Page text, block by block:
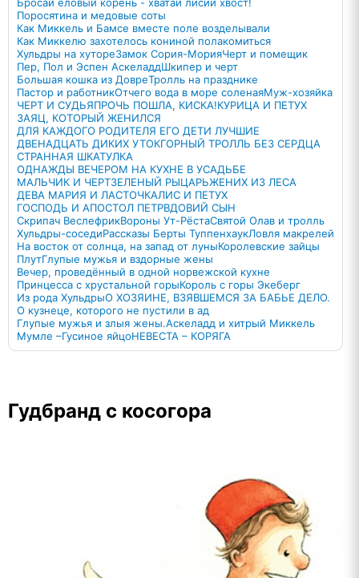
Поросятина и медовые соты
Как Миккель и Бамсе вместе поле возделывали
Как Миккелю захотелось кониной полакомиться
Хульдры на хутореЗамок Сория-МорияЧерт и помещик
Пер, Пол и Эспен АскеладдШкипер и черт
Большая кошка из ДовреТролль на празднике
Пастор и работникОтчего вода в море соленаяМуж-хозяйка
ЧЕРТ И СУДЬЯПРОЧЬ ПОШЛА, КИСКА!КУРИЦА И ПЕТУХ
ЗАЯЦ, КОТОРЫЙ ЖЕНИЛСЯ
ДЛЯ КАЖДОГО РОДИТЕЛЯ ЕГО ДЕТИ ЛУЧШИЕ
ДВЕНАДЦАТЬ ДИКИХ УТОКГОРНЫЙ ТРОЛЛЬ БЕЗ СЕРДЦА
СТРАННАЯ ШКАТУЛКА
ОДНАЖДЫ ВЕЧЕРОМ НА КУХНЕ В УСАДЬБЕ
МАЛЬЧИК И ЧЕРТЗЕЛЕНЫЙ РЫЦАРЬЖЕНИХ ИЗ ЛЕСА
ДЕВА МАРИЯ И ЛАСТОЧКАЛИС И ПЕТУХ
ГОСПОДЬ И АПОСТОЛ ПЕТРВДОВИЙ СЫН
Скрипач ВеслефрикВороны Ут-РёстаСвятой Олав и тролль
Хульдры-соседиРассказы Берты ТуппенхаукЛовля макрелей
На восток от солнца, на запад от луныКоролевские зайцы
ПлутГлупые мужья и вздорные жены
Вечер, проведённый в одной норвежской кухне
Принцесса с хрустальной горыКороль с горы Экеберг
Из рода ХульдрыО ХОЗЯИНЕ, ВЗЯВШЕМСЯ ЗА БАБЬЕ ДЕЛО.
О кузнеце, которого не пустили в ад
Глупые мужья и злыя жены.Аскеладд и хитрый Миккель
Мумле –Гусиное яйцоНЕВЕСТА – КОРЯГА
Гудбранд с косогора